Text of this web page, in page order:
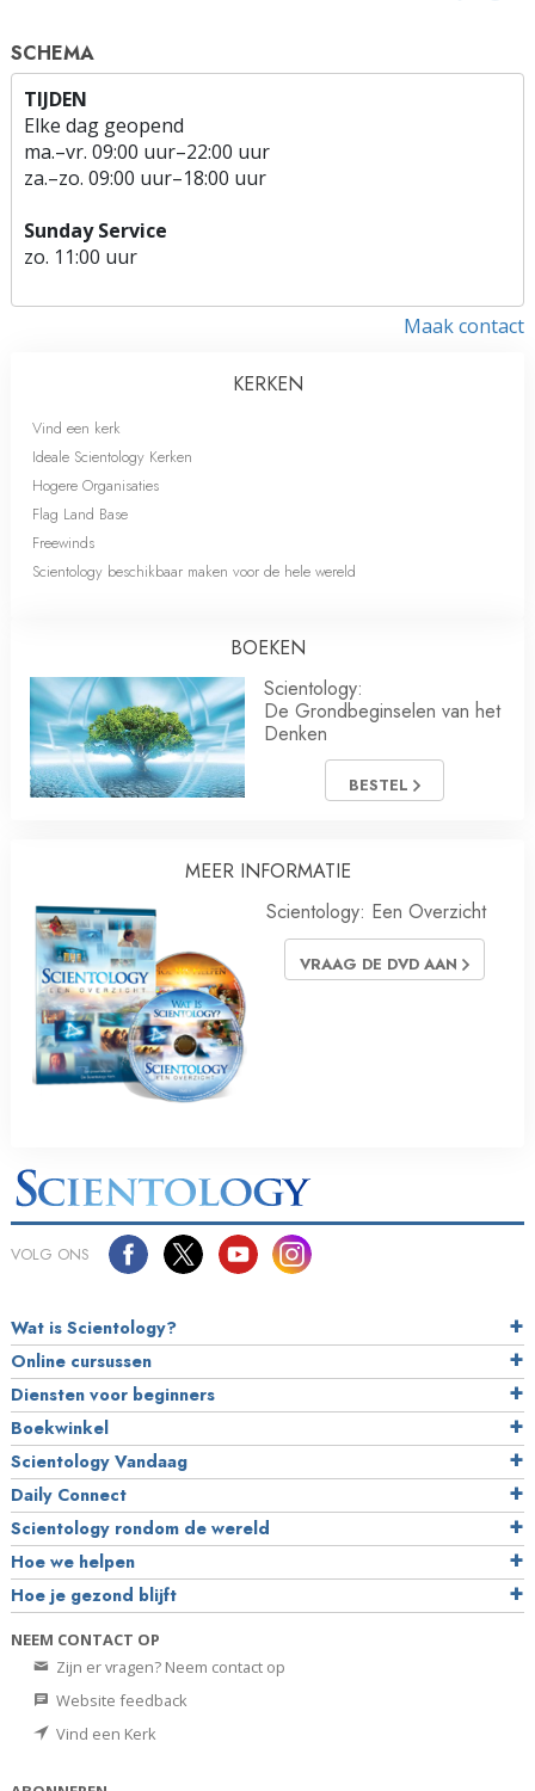
SCHEMA
TIJDEN
Elke dag geopend
ma.–vr. 09:00 uur–22:00 uur
za.–zo. 09:00 uur–18:00 uur
Sunday Service
zo. 11:00 uur
Maak contact
KERKEN
Vind een kerk
Ideale Scientology Kerken
Hogere Organisaties
Flag Land Base
Freewinds
Scientology beschikbaar maken voor de hele wereld
BOEKEN
Scientology:
De Grondbeginselen van het
Denken
BESTEL
MEER INFORMATIE
Scientology: Een Overzicht
VRAAG DE DVD AAN
VOLG ONS
Wat is Scientology?
Online cursussen
Diensten voor beginners
Boekwinkel
Scientology Vandaag
Daily Connect
Scientology rondom de wereld
Hoe we helpen
Hoe je gezond blijft
NEEM CONTACT OP
Zijn er vragen? Neem contact op
Website feedback
Vind een Kerk